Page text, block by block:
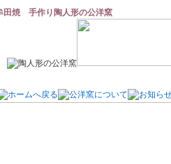
田焼 手作り陶人形の公洋窯